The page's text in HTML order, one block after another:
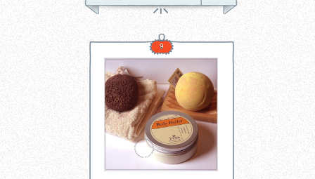
Tagi:kapsułki kosmetyki biust
9